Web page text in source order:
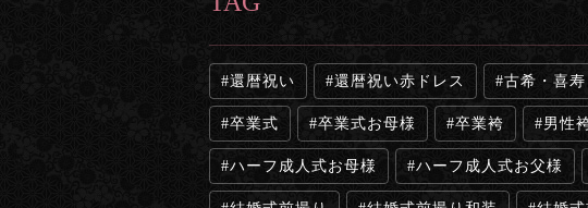
還暦祝い 還暦祝い赤ドレス 古希・喜
卒業式 卒業式お母様 卒業袴 男性
ハーフ成人式お母様 ハーフ成人式お父様